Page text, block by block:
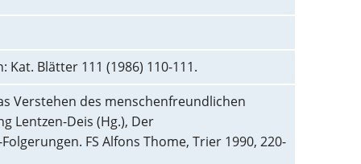
Blätter 111 (1986) 110-111.
Verstehen des menschenfreundlichen
Lentzen-Deis (Hg.), Der
FS Alfons Thome, Trier 1990, 220-